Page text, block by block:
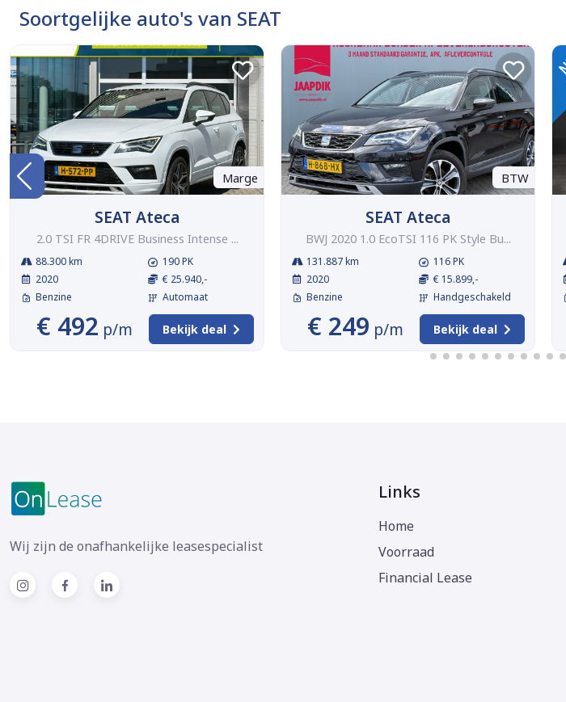
Soortgelijke auto's van SEAT
Marge
SEAT Ateca
2.0 TSI FR 4DRIVE Business Intense ...
88.300 km
2020
Benzine
190 PK
€ 25.940,-
Automaat
€ 492 p/m Bekijk deal
BTW
SEAT Ateca
BWJ 2020 1.0 EcoTSI 116 PK Style Bu...
131.887 km
2020
Benzine
116 PK
€ 15.899,-
Handgeschakeld
€ 249 p/m Bekijk deal
Wij zijn de onafhankelijke leasespecialist
Links
Home
Voorraad
Financial Lease